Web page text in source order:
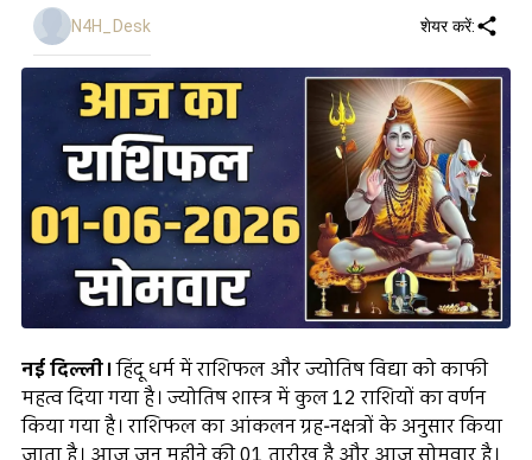
N4H_Desk शेयर करें:
नई दिल्ली।हिंदू धर्म में राशिफल और ज्योतिष विद्या को काफी
महत्व दिया गया है। ज्योतिष शास्त्र में कुल 12 राशियों का वर्णन
किया गया है। राशिफल का आंकलन ग्रह-नक्षत्रों के अनुसार किया